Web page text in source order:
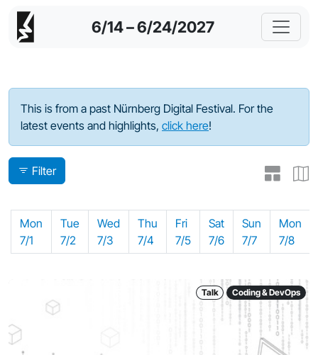
6/14 – 6/24/2027
Program - 2024
This is from a past Nürnberg Digital Festival. For the
latest events and highlights, click here!
Filter
Mon
7/1
Tue
7/2
Wed
7/3
Thu
7/4
Fri
7/5
Sat
7/6
Sun
7/7
Mon
7/8
Talk Coding & DevOps